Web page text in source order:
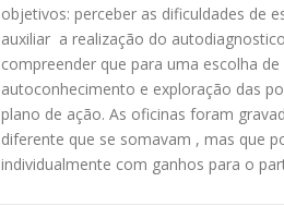
objetivos: perceber as dificuldades de
auxiliar a realização do
compreender que para uma escolha
autoconhecimento e exploração das
plano de ação. As oficinas foram
diferente que se somavam , mas que
individualmente com ganhos para o